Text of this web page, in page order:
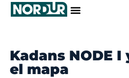
Kadans NODE I
el mapa